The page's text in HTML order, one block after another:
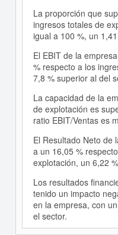
La proporción que
ingresos totales de
igual a 100 %, un
El EBIT de la
% respecto a los
7,8 % superior al del
La capacidad de la
de explotación es
ratio EBIT/Ventas es
El Resultado Neto de
a un 16,05 %
explotación, un 6,22
Los resultados
tenido un impacto
en la empresa, con
el sector.